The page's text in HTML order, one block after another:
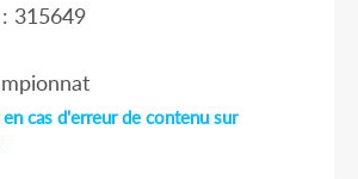
315649
cas d'erreur de contenu sur